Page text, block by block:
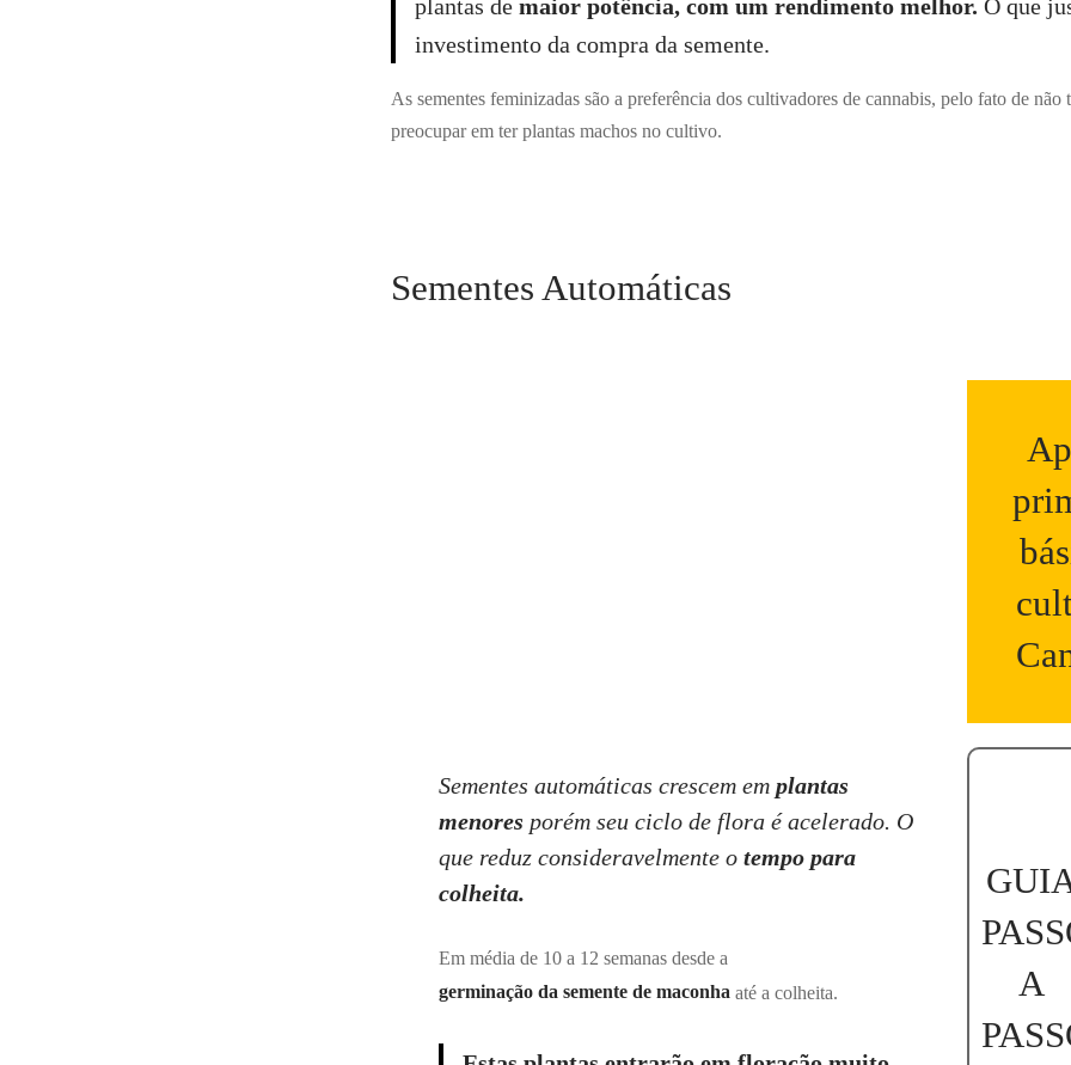
plantas de maior potência, com um rendimento melhor. O que
investimento da compra da semente.
As sementes feminizadas são a preferência dos cultivadores de cannabis, pelo fato de não
preocupar em ter plantas machos no cultivo.
Sementes Automáticas
Sementes automáticas crescem em plantas
menores porém seu ciclo de flora é acelerado. O
que reduz consideravelmente o tempo para
colheita.
Em média de 10 a 12 semanas desde a
germinação da semente de maconha até a colheita.
A